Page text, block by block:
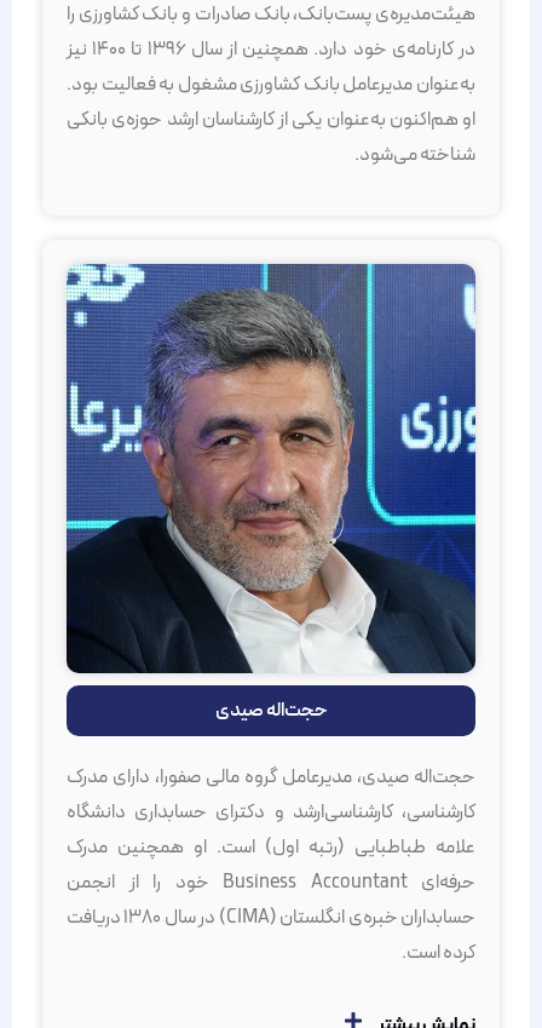
هیئت‌مدیره‌ی پست‌بانک، بانک صادرات و بانک کشاورزی را
در کارنامه‌ی خود دارد. همچنین از سال ۱۳۹۶ تا ۱۴۰۰ نیز
به‌عنوان مدیرعامل بانک کشاورزی مشغول به فعالیت بود.
او هم‌اکنون به‌عنوان یکی از کارشناسان ارشد حوزه‌ی بانکی
شناخته می‌شود.
حجت‌اله صیدی
حجت‌اله صیدی، مدیرعامل گروه مالی صفورا، دارای مدرک
کارشناسی، کارشناسی‌ارشد و دکترای حسابداری دانشگاه
علامه طباطبایی (رتبه اول) است. او همچنین مدرک
حرفه‌ای Business Accountant خود را از انجمن
حسابداران خبره‌ی انگلستان (CIMA) در سال ۱۳۸۰ دریافت
کرده است.